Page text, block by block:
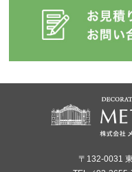
〒132-0031